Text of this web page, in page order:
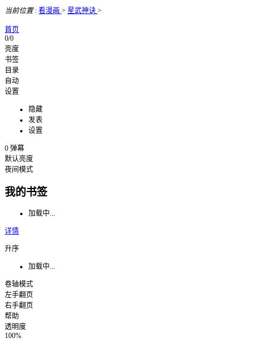
当前位置: 看漫画 > 星武神诀 >
首页
0/0
亮度
书签
目录
自动
设置
隐藏
发表
设置
0 弹幕
默认亮度
夜间模式
我的书签
加载中...
详情
升序
加载中...
卷轴模式
左手翻页
右手翻页
帮助
透明度
100%